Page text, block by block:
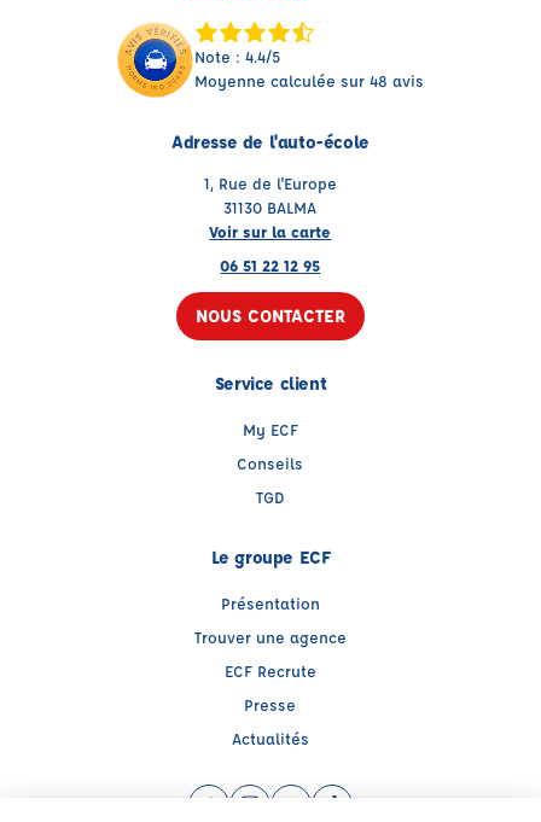
Note : 4.4/5
Moyenne calculée sur 48 avis
Adresse de l'auto-école
1, Rue de l'Europe
31130 BALMA
Voir sur la carte
06 51 22 12 95
NOUS CONTACTER
Service client
My ECF
Conseils
TGD
Le groupe ECF
Présentation
Trouver une agence
ECF Recrute
Presse
Actualités